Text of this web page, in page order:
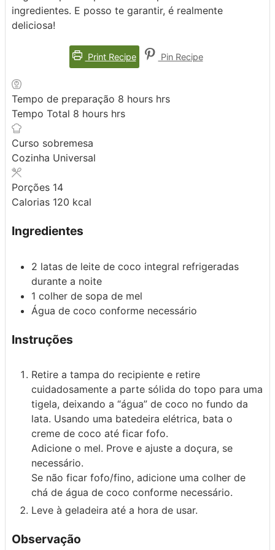
ingredientes. E posso te garantir, é realmente
deliciosa!
Print Recipe Pin Recipe
Tempo de preparação 8 hours hrs
Tempo Total 8 hours hrs
Curso sobremesa
Cozinha Universal
Porções 14
Calorias 120 kcal
Ingredientes
2 latas de leite de coco integral refrigeradas
durante a noite
1 colher de sopa de mel
Água de coco conforme necessário
Instruções
Retire a tampa do recipiente e retire
cuidadosamente a parte sólida do topo para uma
tigela, deixando a “água” de coco no fundo da
lata. Usando uma batedeira elétrica, bata o
creme de coco até ficar fofo.
Adicione o mel. Prove e ajuste a doçura, se
necessário.
Se não ficar fofo/fino, adicione uma colher de
chá de água de coco conforme necessário.
Leve à geladeira até a hora de usar.
Observação